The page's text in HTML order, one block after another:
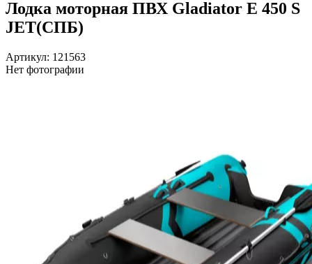
Лодка моторная ПВХ Gladiator E 450 S
JET(СПБ)
Артикул: 121563
Нет фотографии